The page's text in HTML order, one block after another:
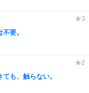
要。
も、触らない。